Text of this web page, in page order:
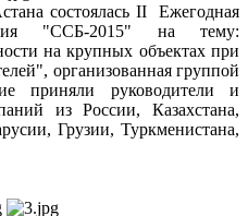
состоялась II Ежегодная
"ССБ-2015" на тему:
на крупных объектах при
организованная группой
приняли руководители и
из России, Казахстана,
Грузии, Туркменистана,